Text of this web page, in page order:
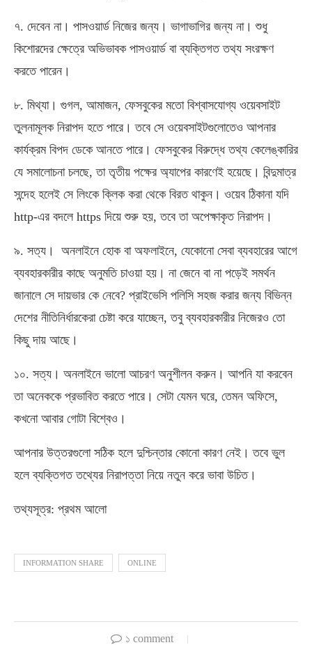
৭. দেবেন না। পাসওয়ার্ড নিজের জন্য। ভাগাভাগির জন্য না। শুধু
কিশোরদের ক্ষেত্রে অভিভাবক পাসওয়ার্ড বা ব্যক্তিগত তথ্য সংরক্ষণ
করতে পারেন।
৮. মিথ্যা। গুগল, আমাজন, ফেসবুকের মতো বিশ্বাসযোগ্য ওয়েবসাইট
তুলনামূলক নিরাপদ হতে পারে। তবে সে ওয়েবসাইটগুলোতেও আপনার
কার্যক্রম বিপদ ডেকে আনতে পারে। ফেসবুকের বিরুদ্ধে তথ্য কেলেঙ্কারির
যে সমালোচনা চলছে, তা তৃতীয় পক্ষের অ্যাপের কারণেই হয়েছে। বিন্দুমাত্র
সন্দেহ হলেই সে লিংকে ক্লিক করা থেকে বিরত থাকুন। ওয়েব ঠিকানা যদি
http-এর বদলে https দিয়ে শুরু হয়, তবে তা অপেক্ষাকৃত নিরাপদ।
৯. সত্য। অনলাইনে হোক বা অফলাইনে, যেকোনো সেবা ব্যবহারের আগে
ব্যবহারকারীর কাছে অনুমতি চাওয়া হয়। না জেনে বা না পড়েই সমর্থন
জানালে সে দায়ভার কে নেবে? প্রাইভেসি পলিসি সহজ করার জন্য বিভিন্ন
দেশের নীতিনির্ধারকেরা চেষ্টা করে যাচ্ছেন, তবু ব্যবহারকারীর নিজেরও তো
কিছু দায় আছে।
১০. সত্য। অনলাইনে ভালো আচরণ অনুশীলন করুন। আপনি যা করবেন
তা অনেককে প্রভাবিত করতে পারে। সেটা যেমন ঘরে, তেমন অফিসে,
কখনো আবার গোটা বিশ্বেও।
আপনার উত্তরগুলো সঠিক হলে দুশ্চিন্তার কোনো কারণ নেই। তবে ভুল
হলে ব্যক্তিগত তথ্যের নিরাপত্তা নিয়ে নতুন করে ভাবা উচিত।
তথ্যসূত্র: প্রথম আলো
INFORMATION SHARE ONLINE
১ comment